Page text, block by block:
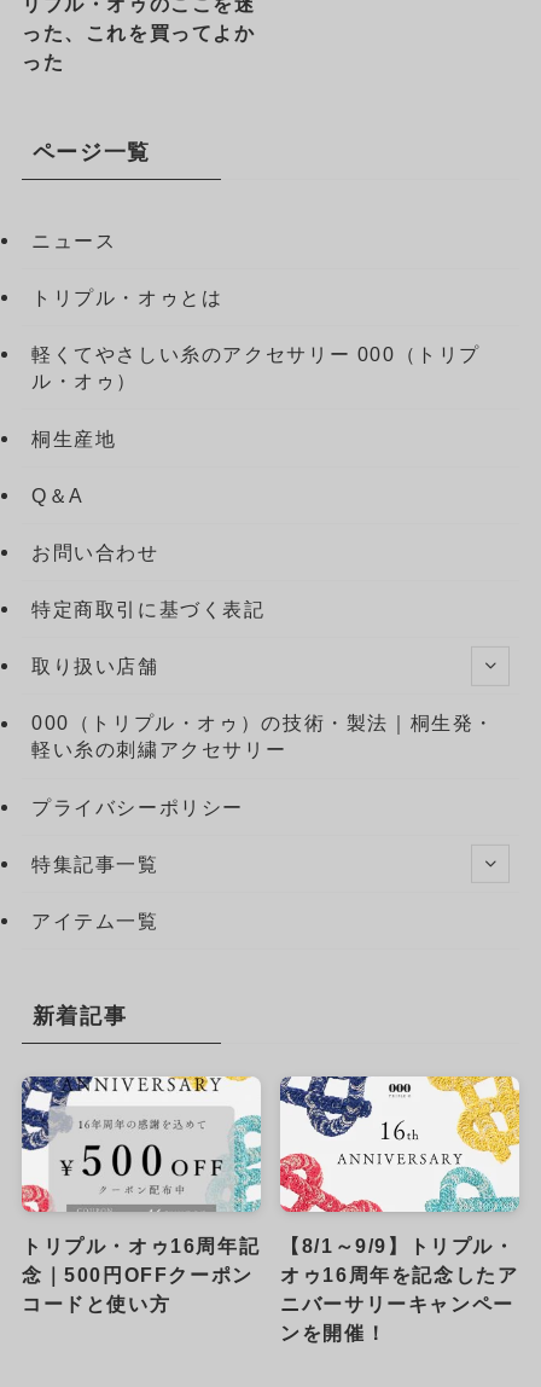
った、これを買ってよか
った
ページ一覧
ニュース
トリプル・オゥとは
軽くてやさしい糸のアクセサリー 000（トリプ
ル・オゥ）
桐生産地
Q＆A
お問い合わせ
特定商取引に基づく表記
取り扱い店舗
000（トリプル・オゥ）の技術・製法｜桐生発・
軽い糸の刺繍アクセサリー
プライバシーポリシー
特集記事一覧
アイテム一覧
新着記事
トリプル・オゥ16周年記
念｜500円OFFクーポン
コードと使い方
【8/1～9/9】トリプル・
オゥ16周年を記念したア
ニバーサリーキャンペー
ンを開催！